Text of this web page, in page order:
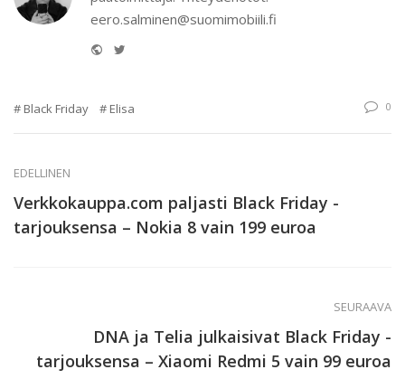
eero.salminen@suomimobiili.fi
Website
Black Friday Elisa 0
EDELLINEN
Verkkokauppa.com paljasti Black Friday -
tarjouksensa – Nokia 8 vain 199 euroa
SEURAAVA
DNA ja Telia julkaisivat Black Friday -
tarjouksensa – Xiaomi Redmi 5 vain 99 euroa